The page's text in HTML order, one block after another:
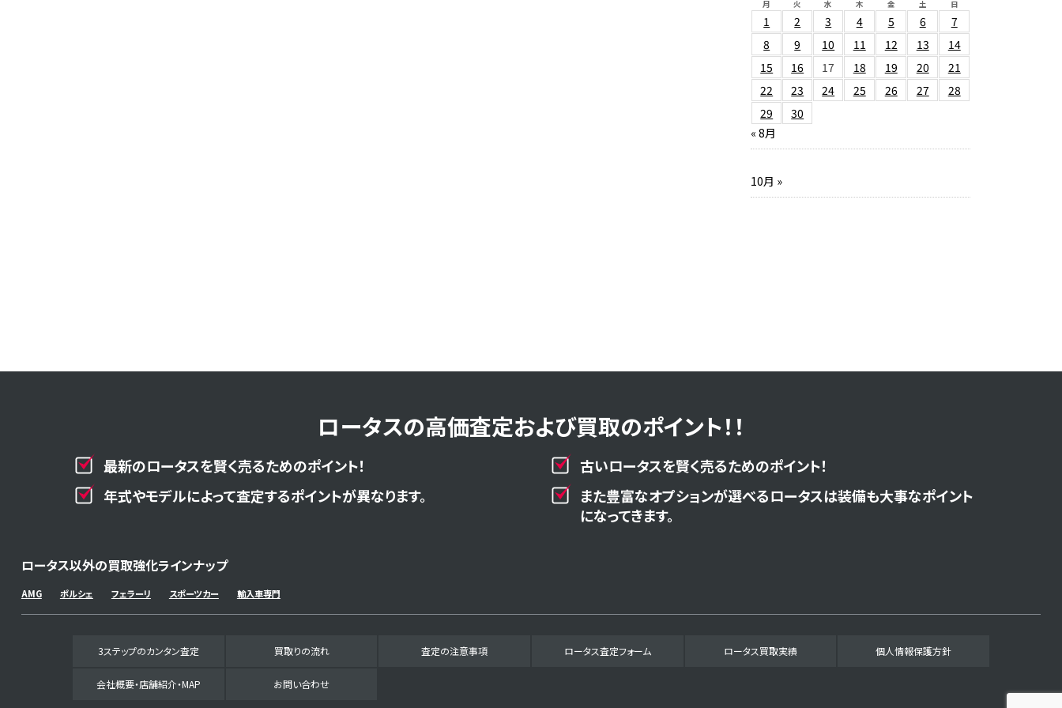
月 火 水 木 金 土 日
1 2 3 4 5 6
7
8
9 10 11 12 13
14
15
16 17 18 19 20
21
22
23 24 25 26 27
28
29
30
« 8月
10月 »
ロータスの高価査定および買取のポイント！！
最新のロータスを賢く売るためのポイント！
古いロータスを賢く売るためのポイント！
年式やモデルによって査定するポイントが異なります。
また豊富なオプションが選べるロータスは装備も大事なポイント
になってきます。
ロータス以外の買取強化ラインナップ
AMG ポルシェ フェラーリ スポーツカー 輸入車専門
3ステップのカンタン査定 買取りの流れ 査定の注意事項 ロータス査定フォーム ロータス買取実績 個人情報保護方針
会社概要・店舗紹介・MAP お問い合わせ